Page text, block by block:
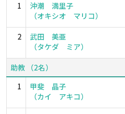
1
沖潮 満里子
（オキシオ マリコ）
2
武田 美亜
（タケダ ミア）
助教 （2名）
1
甲斐 晶子
（カイ アキコ）